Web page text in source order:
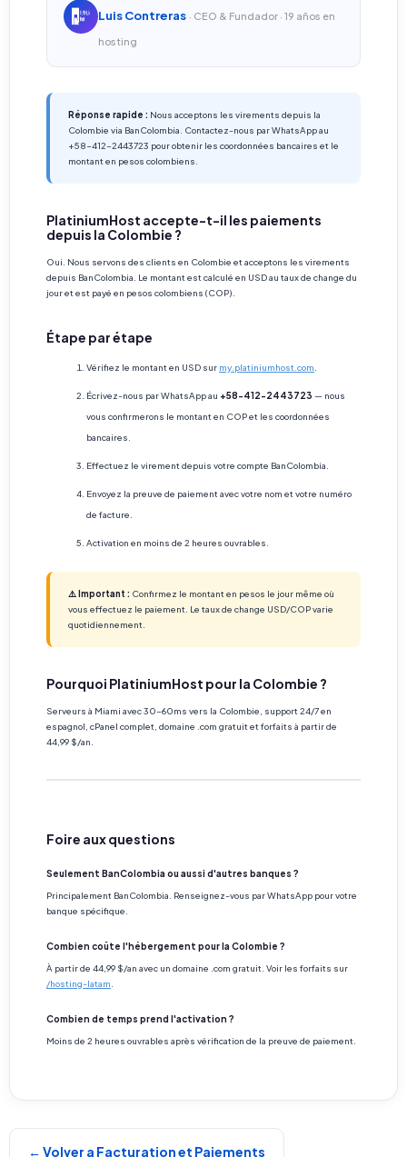
Luis Contreras · CEO & Fundador · 19 años en
hosting
Réponse rapide : Nous acceptons les virements depuis la
Colombie via BanColombia. Contactez-nous par WhatsApp au
+58-412-2443723 pour obtenir les coordonnées bancaires et le
montant en pesos colombiens.
PlatiniumHost accepte-t-il les paiements
depuis la Colombie ?
Oui. Nous servons des clients en Colombie et acceptons les virements
depuis BanColombia. Le montant est calculé en USD au taux de change du
jour et est payé en pesos colombiens (COP).
Étape par étape
Vérifiez le montant en USD sur my.platiniumhost.com
Écrivez-nous par WhatsApp au +58-412-2443723 — nous
vous confirmerons le montant en COP et les coordonnées
bancaires.
Effectuez le virement depuis votre compte BanColombia.
Envoyez la preuve de paiement avec votre nom et votre numéro
de facture.
Activation en moins de 2 heures ouvrables.
⚠️ Important : Confirmez le montant en pesos le jour même où
vous effectuez le paiement. Le taux de change USD/COP varie
quotidiennement.
Pourquoi PlatiniumHost pour la Colombie ?
Serveurs à Miami avec 30-60ms vers la Colombie, support 24/7 en
espagnol, cPanel complet, domaine .com gratuit et forfaits à partir de
44,99 $/an.
Foire aux questions
Seulement BanColombia ou aussi d'autres banques ?
Principalement BanColombia. Renseignez-vous par WhatsApp pour votre
banque spécifique.
Combien coûte l'hébergement pour la Colombie ?
À partir de 44,99 $/an avec un domaine .com gratuit. Voir les forfaits sur
/hosting-latam
Combien de temps prend l'activation ?
Moins de 2 heures ouvrables après vérification de la preuve de paiement.
← Volver a Facturation et Paiements